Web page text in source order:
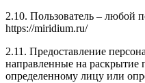
2.10. Пользователь – любой
https://miridium.ru/
2.11. Предоставление
направленные на раскрытие
определенному лицу или